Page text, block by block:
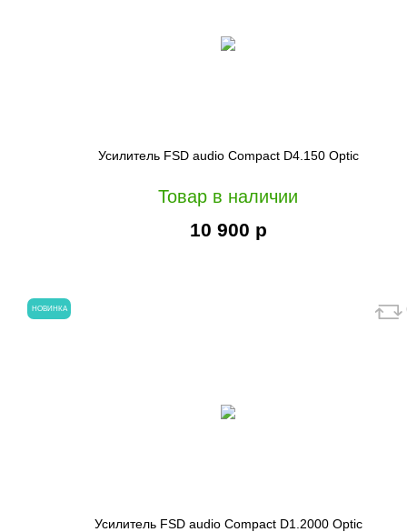
Усилитель FSD audio Compact D4.150 Optic
Товар в наличии
10 900 р
Усилитель FSD audio Compact D1.2000 Optic
НОВИНКА